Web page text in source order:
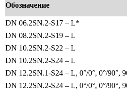
Обозначение
DN 06.2SN.2-S17 – L*
DN 08.2SN.2-S19 – L
DN 10.2SN.2-S22 – L
DN 10.2SN.2-S24 – L
DN 12.2SN.1-S24 – L, 0°/0°, 0°/90°,
DN 12.2SN.2-S24 – L, 0°/0°, 0°/90°,